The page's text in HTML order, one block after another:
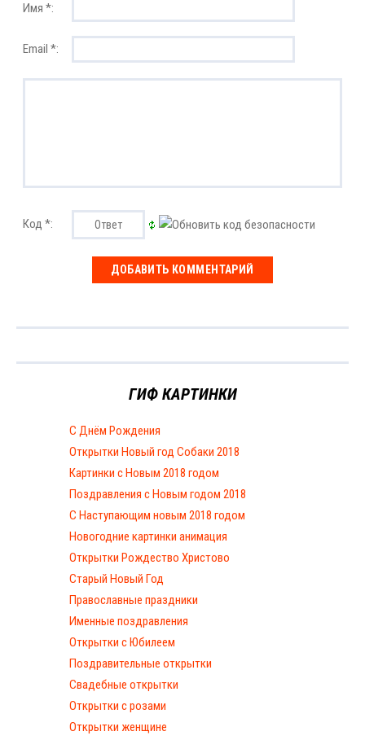
Имя *:
Email *:
Код *:
ГИФ КАРТИНКИ
С Днём Рождения
Открытки Новый год Собаки 2018
Картинки с Новым 2018 годом
Поздравления с Новым годом 2018
С Наступающим новым 2018 годом
Новогодние картинки анимация
Открытки Рождество Христово
Старый Новый Год
Православные праздники
Именные поздравления
Открытки с Юбилеем
Поздравительные открытки
Свадебные открытки
Открытки с розами
Открытки женщине